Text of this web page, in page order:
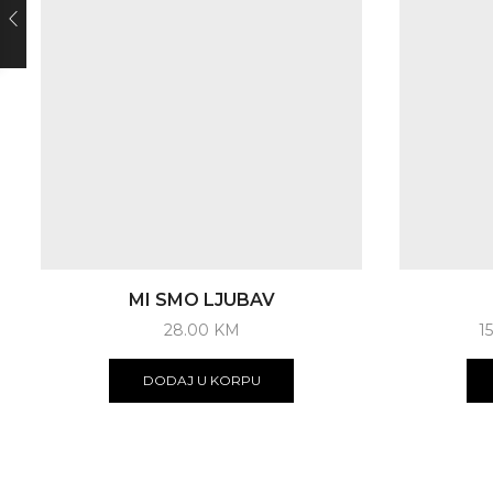
MI SMO LJUBAV
28.00 KM
DODAJ U KORPU